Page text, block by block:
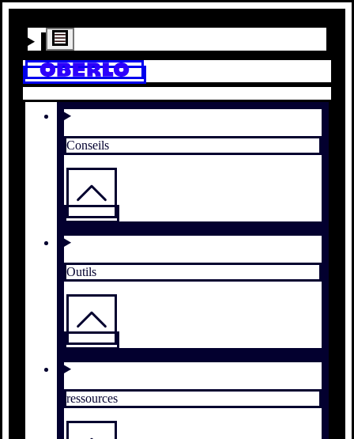
Conseils
Outils
ressources